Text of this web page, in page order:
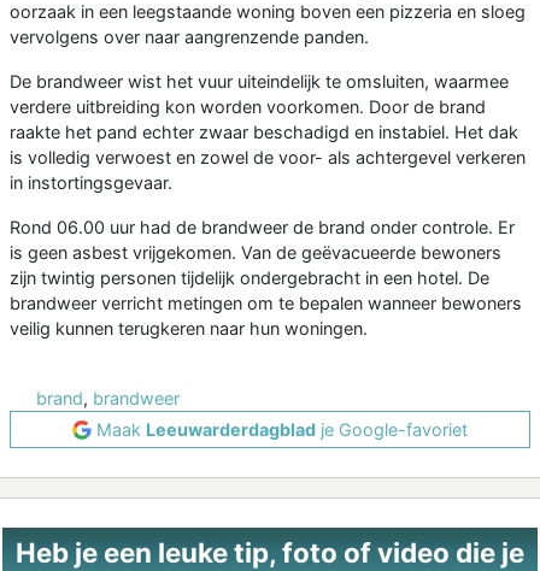
oorzaak in een leegstaande woning boven een pizzeria en sloeg
vervolgens over naar aangrenzende panden.
De brandweer wist het vuur uiteindelijk te omsluiten, waarmee
verdere uitbreiding kon worden voorkomen. Door de brand
raakte het pand echter zwaar beschadigd en instabiel. Het dak
is volledig verwoest en zowel de voor- als achtergevel verkeren
in instortingsgevaar.
Rond 06.00 uur had de brandweer de brand onder controle. Er
is geen asbest vrijgekomen. Van de geëvacueerde bewoners
zijn twintig personen tijdelijk ondergebracht in een hotel. De
brandweer verricht metingen om te bepalen wanneer bewoners
veilig kunnen terugkeren naar hun woningen.
brand, brandweer
Maak Leeuwarderdagblad je Google-favoriet
Heb je een leuke tip, foto of video die je